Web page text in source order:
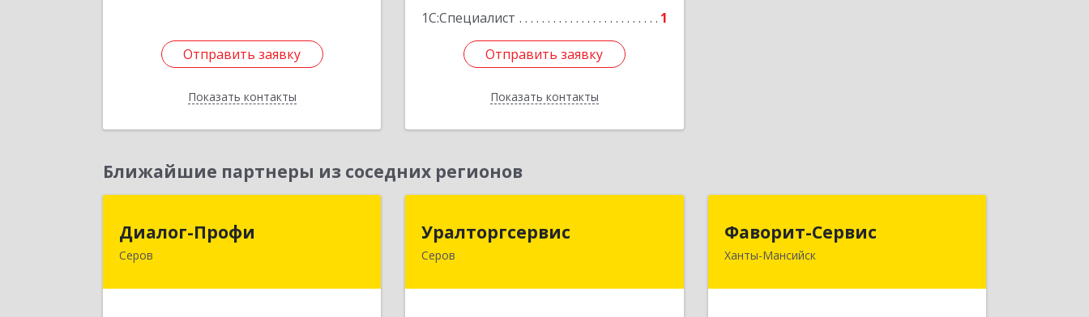
Отправить заявку
Показать контакты
Отправить заявку
Назад
1С:Специалист
1
Отправить заявку
Показать контакты
Отправить заявку
Назад
Ближайшие партнеры из соседних регионов
Диалог-Профи
Серов
Диалог-Профи
624980, Свердловская обл, Серов г,
Уралторгсервис
Серов624980, Свердловская обл, Серов г,
Фаворит-Сервис
Ханты-Мансийск628011, Ханты-Мансийский